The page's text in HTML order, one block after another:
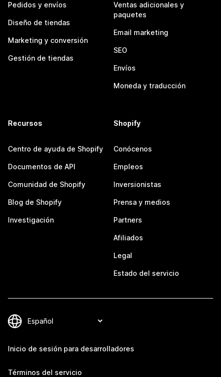
Pedidos y envíos
Diseño de tiendas
Marketing y conversión
Gestión de tiendas
Ventas adicionales y
paquetes
Email marketing
SEO
Envíos
Moneda y traducción
Recursos
Centro de ayuda de Shopify
Documentos de API
Comunidad de Shopify
Blog de Shopify
Investigación
Shopify
Conócenos
Empleos
Inversionistas
Prensa y medios
Partners
Afiliados
Legal
Estado del servicio
Inicio de sesión para desarrolladores
Términos del servicio